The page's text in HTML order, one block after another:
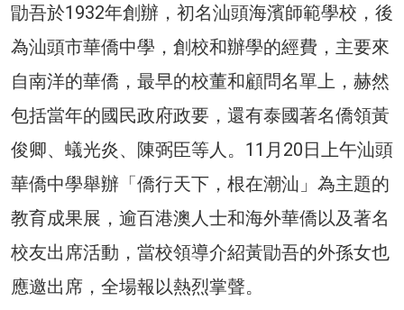
勖吾於1932年創辦，初名汕頭海濱師範學校，後
為汕頭市華僑中學，創校和辦學的經費，主要來
自南洋的華僑，最早的校董和顧問名單上，赫然
包括當年的國民政府政要，還有泰國著名僑領黃
俊卿、蟻光炎、陳弼臣等人。11月20日上午汕頭
華僑中學舉辦「僑行天下，根在潮汕」為主題的
教育成果展，逾百港澳人士和海外華僑以及著名
校友出席活動，當校領導介紹黃勖吾的外孫女也
應邀出席，全場報以熱烈掌聲。